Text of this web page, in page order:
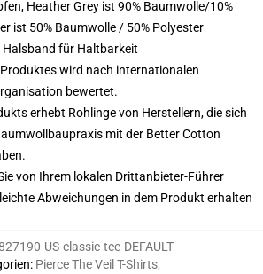
Heather Grey ist 90% Baumwolle/10%
ist 50% Baumwolle / 50% Polyester
Halsband für Haltbarkeit
wird nach internationalen
bewertet.
erhebt Rohlinge von Herstellern, die sich
mit der Better Cotton
von Ihrem lokalen Drittanbieter-Führer
Abweichungen in dem Produkt erhalten
US-classic-tee-DEFAULT
: Pierce The Veil T-Shirts,